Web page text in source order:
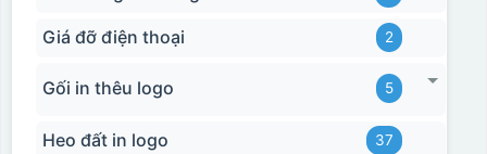
Giá đỡ điện thoại 2
Gối in thêu logo 5
Heo đất in logo 37